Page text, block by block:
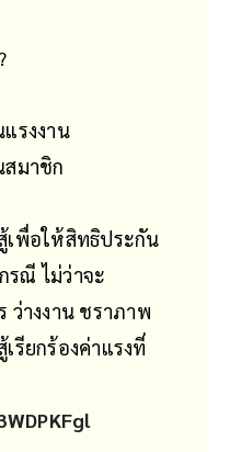
รงงาน
สมาชิก
เพื่อให้สิทธิประกัน
ณี ไม่ว่าจะ
ว่างงาน ชราภาพ
รียกร้องค่าแรงที่